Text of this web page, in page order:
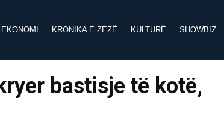
EKONOMI KRONIKA E ZEZË KULTURË SHOWBIZ
bastisje të kotë,